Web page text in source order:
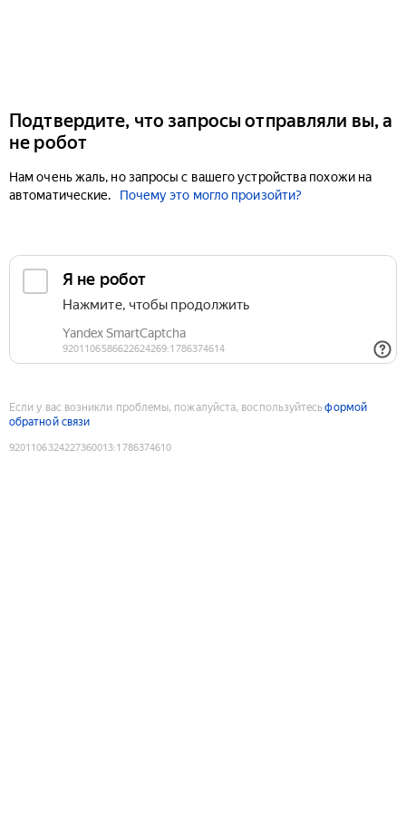
Подтвердите, что запросы отправляли вы, а
не робот
Нам очень жаль, но запросы с вашего устройства похожи на
автоматические.
Почему это могло произойти?
Если у вас возникли проблемы, пожалуйста, воспользуйтесьформой
обратной связи
9201106324227360013:1786374610